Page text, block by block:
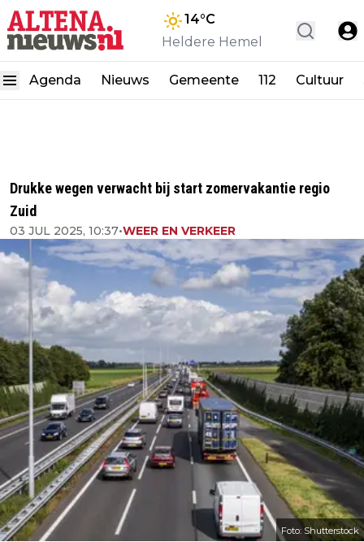
14°C
Heldere Hemel
Agenda Nieuws Gemeente 112 Cultuur
Drukke wegen verwacht bij start zomervakantie regio
Zuid
03 JUL 2025, 10:37•WEER EN VERKEER
Foto: Shutterstock